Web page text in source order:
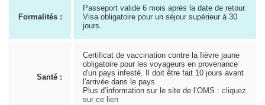
Formalités :
Passeport valide 6 mois après la date de retour.
Visa obligatoire pour un séjour supérieur à 30
jours.
Santé :
Certificat de vaccination contre la fièvre jaune
obligatoire pour les voyageurs en provenance
d'un pays infesté. Il doit être fait 10 jours avant
l'arrivée dans le pays.
Plus d’information sur le site de l’OMS : cliquez
sur ce lien